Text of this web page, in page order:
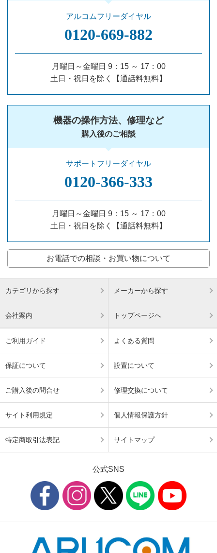
アルコムフリーダイヤル
0120‐669‐882
月曜日～金曜日 9：15 ～ 17：00
土日・祝日を除く【通話料無料】
機器の操作方法、修理など
購入後のご相談
サポートフリーダイヤル
0120‐366‐333
月曜日～金曜日 9：15 ～ 17：00
土日・祝日を除く【通話料無料】
お電話での相談・お買い物について
カテゴリから探す メーカーから探す
会社案内 トップページへ
ご利用ガイド よくある質問
保証について 設置について
ご購入後の問合せ 修理交換について
サイト利用規定 個人情報保護方針
特定商取引法表記 サイトマップ
公式SNS